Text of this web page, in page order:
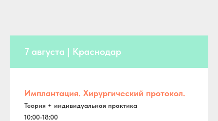
7 августа | Краснодар
Имплантация. Хирургический протокол.
Теория + индивидуальная практика
10:00-18:00